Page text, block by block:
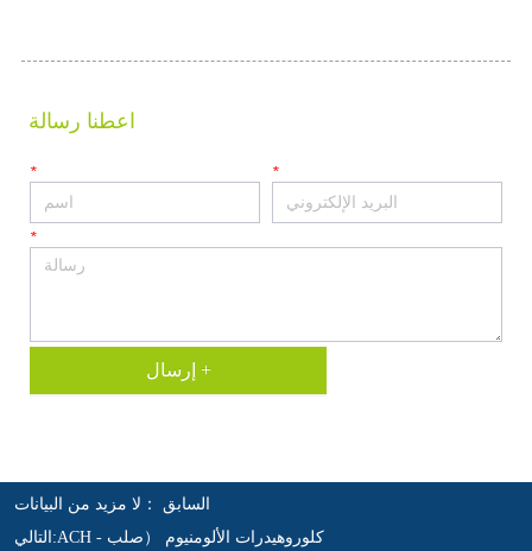
اعطنا رسالة
* *
*
إرسال +
السابق ： لا مزيد من البيانات
التالي:
ACH - كلوروهيدرات الألومنيوم （صلب